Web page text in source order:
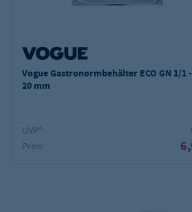
Vogue Gastronormbehälter ECO GN 1/1 -
20 mm
UVP²:
Preis: